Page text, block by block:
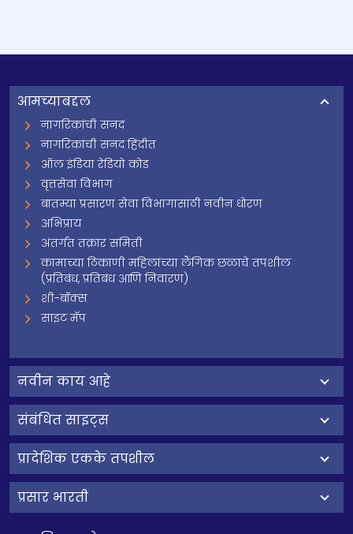
आमच्याबद्दल
नागरिकांची सनद
नागरिकांची सनद हिंदीत
ऑल इंडिया रेडियो कोड
वृत्तसेवा विभाग
बातम्या प्रसारण सेवा विभागासाठी नवीन धोरण
अभिप्राय
अंतर्गत तक्रार समिती
कामाच्या ठिकाणी महिलांच्या लैंगिक छळाचे तपशील
(प्रतिबंध, प्रतिबंध आणि निवारण)
शी-बॉक्स
साइट मॅप
नवीन काय आहे
संबंधित साइट्स
प्रादेशिक एकके तपशील
प्रसार भारती